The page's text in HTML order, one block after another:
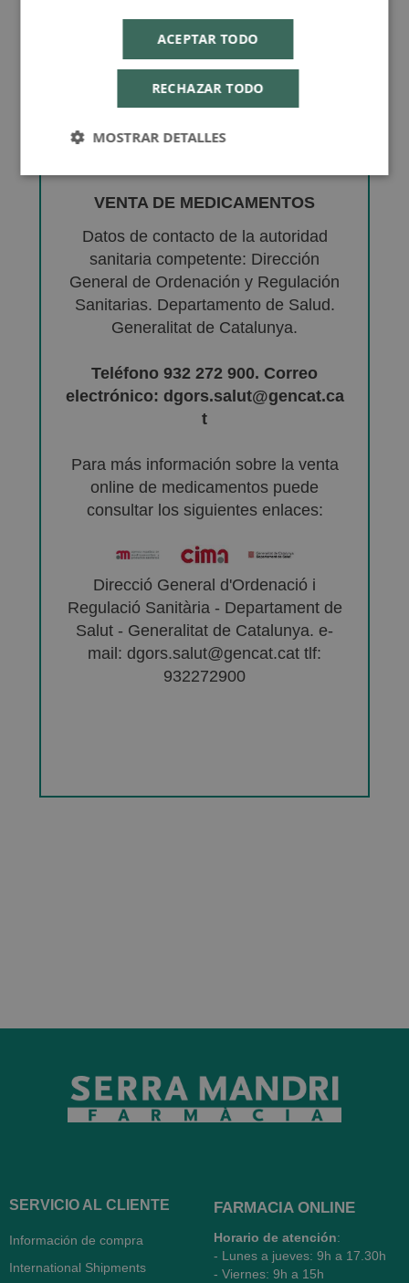
VENTA DE MEDICAMENTOS
Datos de contacto de la autoridad
sanitaria competente: Dirección
General de Ordenación y Regulación
Sanitarias. Departamento de Salud.
Generalitat de Catalunya.
Teléfono 932 272 900. Correo
electrónico: dgors.salut@gencat.ca
t
Para más información sobre la venta
online de medicamentos puede
consultar los siguientes enlaces:
Direcció General d'Ordenació i
Regulació Sanitària - Departament de
Salut - Generalitat de Catalunya. e-
mail: dgors.salut@gencat.cat tlf:
932272900
SERVICIO AL CLIENTE
Información de compra
International Shipments
FARMACIA ONLINE
Horario de atención:
- Lunes a jueves: 9h a 17.30h
- Viernes: 9h a 15h
ACEPTAR TODO
RECHAZAR TODO
MOSTRAR DETALLES